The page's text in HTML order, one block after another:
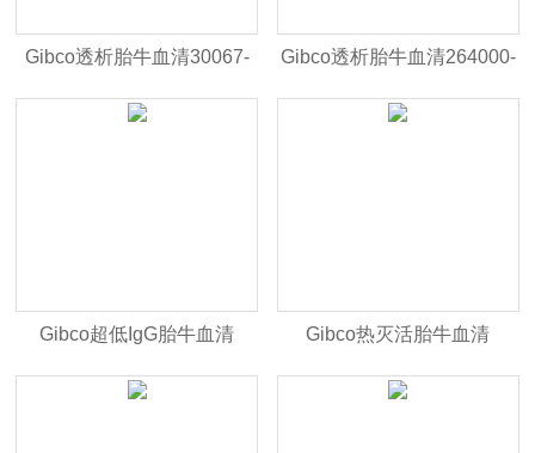
Gibco透析胎牛血清30067-
334
Gibco透析胎牛血清264000-
044
Gibco超低IgG胎牛血清
16250-078
Gibco热灭活胎牛血清
10100-147